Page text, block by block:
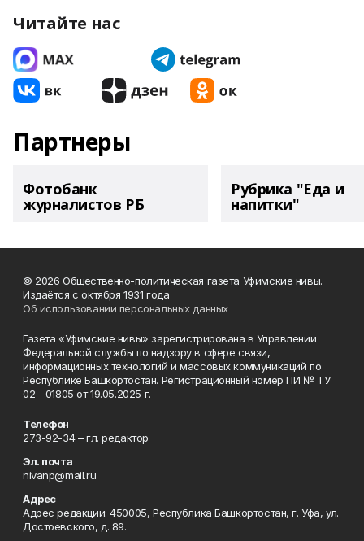
Читайте нас
Партнеры
Фотобанк
журналистов РБ
Рубрика "Еда и
напитки"
© 2026 Общественно-политическая газета Уфимские нивы.
Издаётся с октября 1931 года
Об использовании персональных данных
Газета «Уфимские нивы» зарегистрирована в Управлении
Федеральной службы по надзору в сфере связи,
информационных технологий и массовых коммуникаций по
Республике Башкортостан. Регистрационный номер ПИ № ТУ
02 - 01805 от 19.05.2025 г.
Телефон
273-92-34 – гл. редактор
Эл. почта
nivanp@mail.ru
Адрес
Адрес редакции: 450005, Республика Башкортостан, г. Уфа, ул.
Достоевского, д. 89.